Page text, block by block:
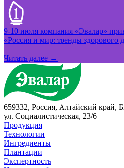
9-10 июля компания «Эвалар»
«Россия и мир: тренды здорового
Читать далее →
659332, Россия, Алтайский край,
ул. Социалистическая, 23/6
Продукция
Технологии
Ингредиенты
Плантации
Экспертность